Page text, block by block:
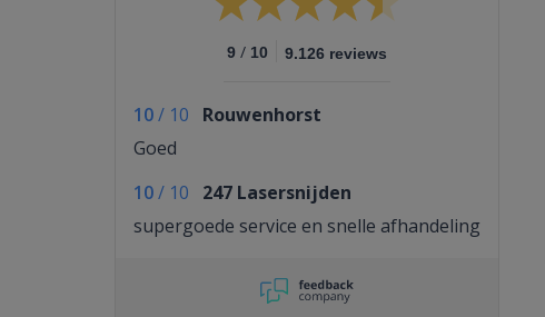
9 / 10 9.126 reviews
10/ 10
Rouwenhorst
Goed
10/ 10
247 Lasersnijden
supergoede service en snelle afhandeling